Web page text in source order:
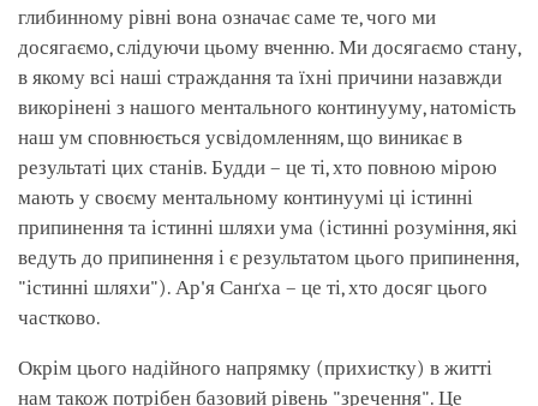
глибинному рівні вона означає саме те, чого ми
досягаємо, слідуючи цьому вченню. Ми досягаємо стану,
в якому всі наші страждання та їхні причини назавжди
викорінені з нашого ментального континууму, натомість
наш ум сповнюється усвідомленням, що виникає в
результаті цих станів. Будди – це ті, хто повною мірою
мають у своєму ментальному континуумі ці істинні
припинення та істинні шляхи ума (істинні розуміння, які
ведуть до припинення і є результатом цього припинення,
"істинні шляхи"). Ар'я Санґха – це ті, хто досяг цього
частково.
Окрім цього надійного напрямку (прихистку) в житті
нам також потрібен базовий рівень "зречення". Це